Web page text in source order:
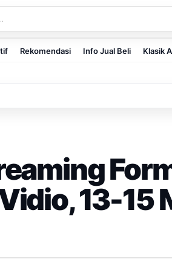
Rekomendasi Info Jual Beli Klasik
13-15